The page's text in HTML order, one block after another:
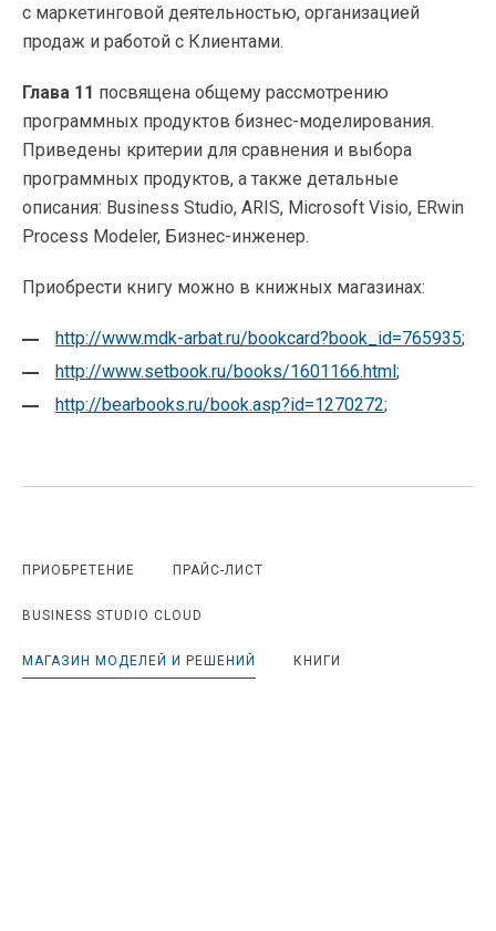
с маркетинговой деятельностью, организацией
продаж и работой с Клиентами.
Глава 11 посвящена общему рассмотрению
программных продуктов бизнес-моделирования.
Приведены критерии для сравнения и выбора
программных продуктов, а также детальные
описания: Business Studio, ARIS, Microsoft Visio, ERwin
Process Modeler, Бизнес-инженер.
Приобрести книгу можно в книжных магазинах:
http://www.mdk-arbat.ru/bookcard?book_id=765935;
http://www.setbook.ru/books/1601166.html;
http://bearbooks.ru/book.asp?id=1270272;
ПРИОБРЕТЕНИЕ ПРАЙС-ЛИСТ
BUSINESS STUDIO CLOUD
МАГАЗИН МОДЕЛЕЙ И РЕШЕНИЙ КНИГИ